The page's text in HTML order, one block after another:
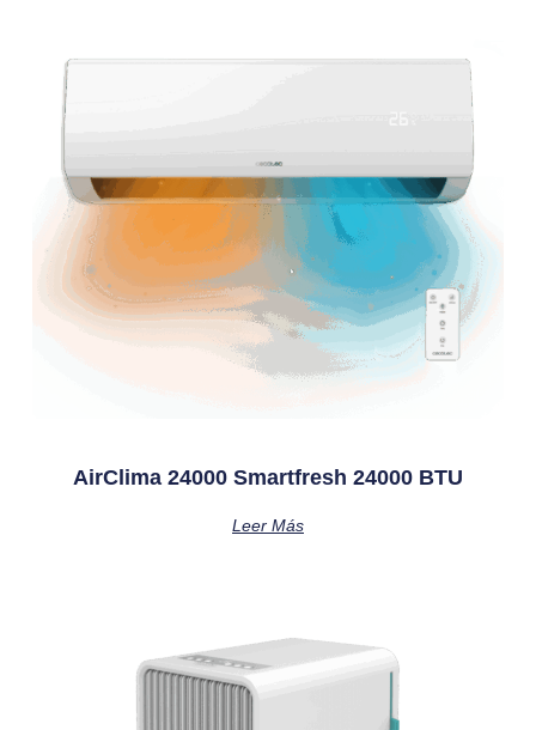
AirClima 24000 Smartfresh 24000 BTU
Leer Más